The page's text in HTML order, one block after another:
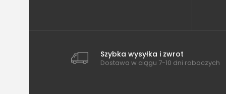
Szybka wysyłka i zwrot
Dostawa w ciągu 7-10 dni roboczych